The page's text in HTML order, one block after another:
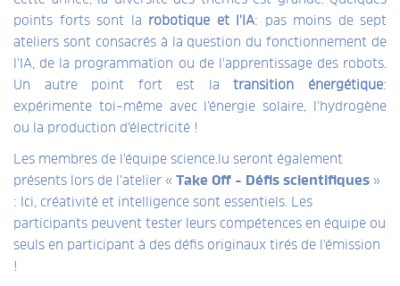
points forts sont la robotique et l'IA: pas moins de sept
ateliers sont consacrés à la question du fonctionnement de
l'IA, de la programmation ou de l'apprentissage des robots.
Un autre point fort est latransition énergétique:
expérimente toi-même avec l'énergie solaire, l'hydrogène
ou la production d'électricité !
Les membres de l'équipe science.lu seront également
présents lors de l'atelier « Take Off - Défis scientifiques »
: Ici, créativité et intelligence sont essentiels. Les
participants peuvent tester leurs compétences en équipe ou
seuls en participant à des défis originaux tirés de l'émission
!